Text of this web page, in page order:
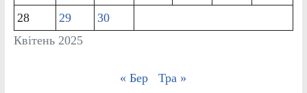
Квітень 2025
28
29 30
« Бер Тра »